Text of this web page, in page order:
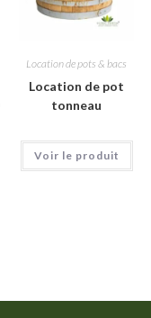
Location de pots & bacs
Location de pot
tonneau
Voir le produit